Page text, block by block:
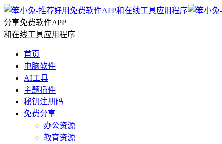
分享免费软件APP
和在线工具应用程序
首页
电脑软件
AI工具
主题插件
秘钥注册码
免费分享
办公资源
教育资源